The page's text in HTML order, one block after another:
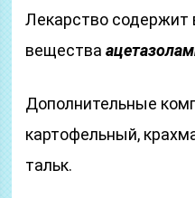
Лекарство содержит
вещества
Дополнительные
картофельный,
тальк.